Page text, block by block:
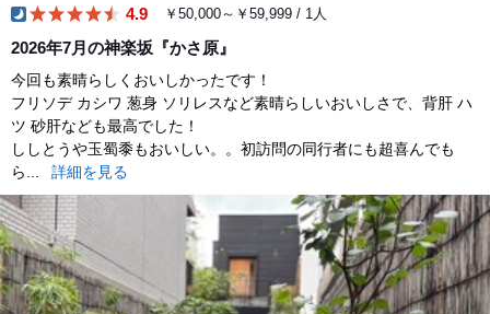
4.9 ￥50,000～￥59,999 / 1人
2026年7月の神楽坂『かさ原』
今回も素晴らしくおいしかったです！
フリソデ カシワ 葱身 ソリレスなど素晴らしいおいしさで、背肝 ハ
ツ 砂肝なども最高でした！
ししとうや玉蜀黍もおいしい。。初訪問の同行者にも超喜んでも
ら...
詳細を見る